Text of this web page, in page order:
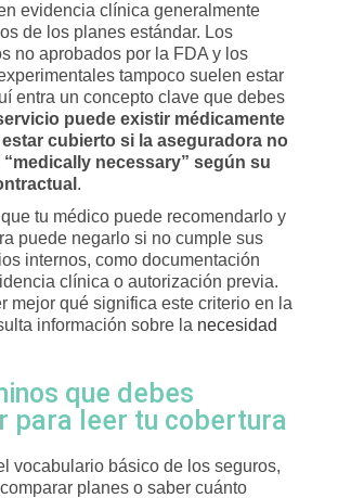
evidencia clínica generalmente
de los planes estándar. Los
no aprobados por la FDA y los
tampoco suelen estar
entra un concepto clave que debes
puede existir médicamente
cubierto si la aseguradora no
“medically necessary” según su
.
tu médico puede recomendarlo y
puede negarlo si no cumple sus
internos, como documentación
clínica o autorización previa.
mejor qué significa este criterio en la
información sobre la necesidad
que debes
para leer tu cobertura
vocabulario básico de los seguros,
planes o saber cuánto